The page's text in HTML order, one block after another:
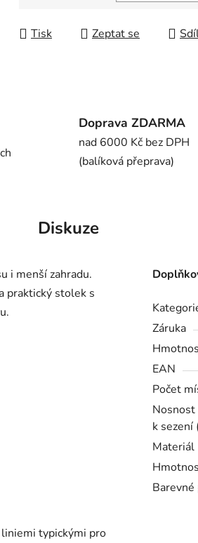
Tisk Zeptat se
Doprava ZDARMA
nad 6000 Kč bez DPH
(balíková přeprava)
Diskuze
i menší zahradu.
a praktický stolek s
typickými pro
Záruka
EAN
Počet
k sezení
Materiál